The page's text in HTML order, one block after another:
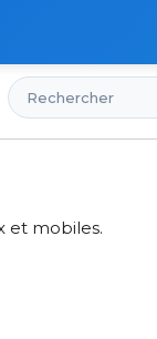
Rechercher
et mobiles.